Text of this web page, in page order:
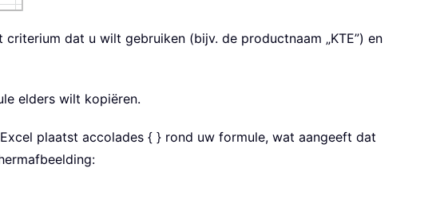
criterium dat u wilt gebruiken (bijv. de productnaam „KTE”) en
elders wilt kopiëren.
plaatst accolades { } rond uw formule, wat aangeeft dat